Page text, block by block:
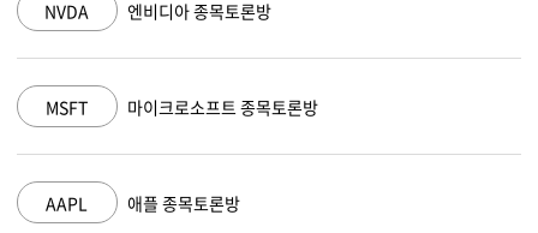
NVDA 엔비디아 종목토론방
MSFT 마이크로소프트 종목토론방
AAPL 애플 종목토론방